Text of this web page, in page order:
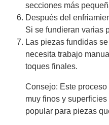
secciones más
Después del
Si se fundieran varias
Las piezas fundidas
necesita trabajo
toques finales.
Consejo: Este
muy finos y
popular para piezas